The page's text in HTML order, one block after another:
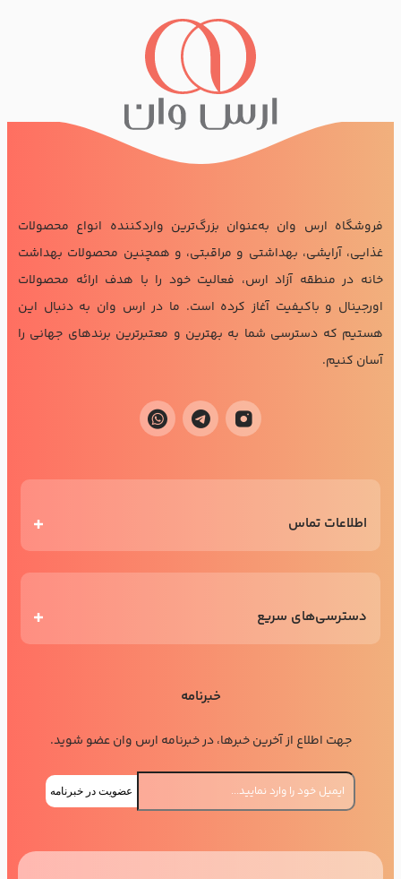
فروشگاه ارس وان به‌عنوان بزرگ‌ترین واردکننده انواع محصولات
غذایی، آرایشی، بهداشتی و مراقبتی، و همچنین محصولات بهداشت
خانه در منطقه آزاد ارس، فعالیت خود را با هدف ارائه محصولات
اورجینال و باکیفیت آغاز کرده است. ما در ارس وان به دنبال این
هستیم که دسترسی شما به بهترین و معتبرترین برندهای جهانی را
آسان کنیم.
اطلاعات تماس
دسترسی‌های سریع
خبرنامه
جهت اطلاع از آخرین خبرها، در خبرنامه ارس وان عضو شوید.
عضویت در خبرنامه